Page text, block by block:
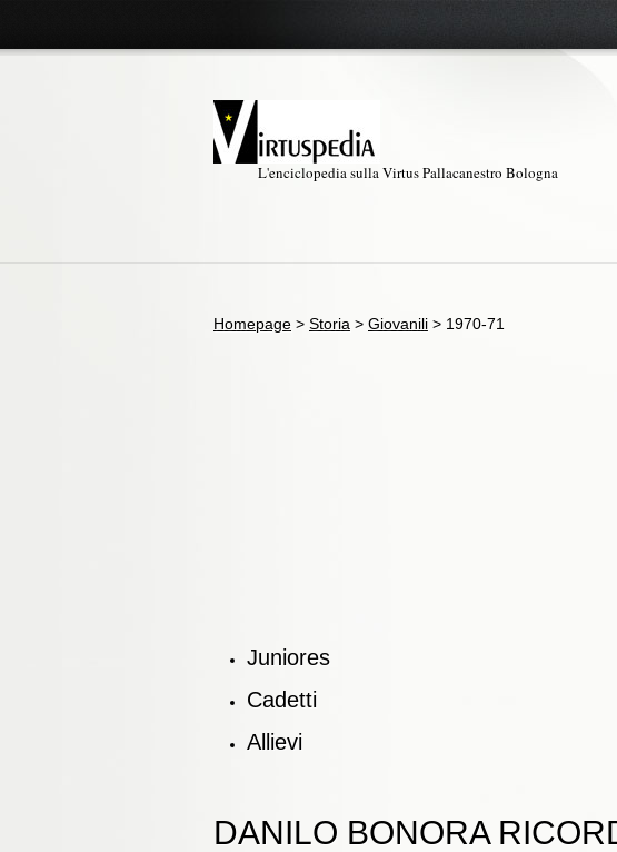
L'enciclopedia sulla Virtus Pallacanestro Bologna
Homepage > Storia > Giovanili > 1970-71
Juniores
Cadetti
Allievi
DANILO BONORA